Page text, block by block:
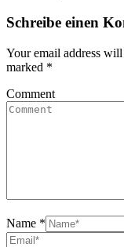
Schreibe einen
Your email address
marked *
Comment
Name *